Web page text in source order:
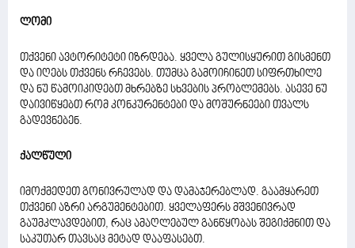
ლომი
თქვენი ავტორიტეტი იზრდება. ყველა გულისყურით გისმენთ
და იღებს თქვენს რჩევებს. თუმცა გამოიჩინეთ სიფრთხილე
და ნუ წამოიკიდებთ მხრებზე სხვების პრობლემებს. ასევე ნუ
დაივიწყებთ რომ კონკურენტები და მოშურნეები თვალს
გადევნებენ.
ქალწული
იმოქმედეთ გონივრულად და დამაჯერებლად. გაამყარეთ
თქვენი აზრი არგუმენტებით. ყველაფერს მშვენივრად
გაუმკლავდებით, რაც ამაღლებულ განწყობას შეგიქმნით და
საკუთარ თავსაც მეტად დააფასებთ.